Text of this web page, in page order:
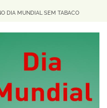
DIA MUNDIAL SEM TABACO